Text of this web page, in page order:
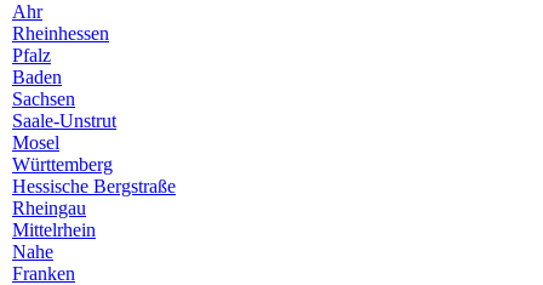
Ahr
Rheinhessen
Pfalz
Baden
Sachsen
Saale-Unstrut
Mosel
Württemberg
Hessische Bergstraße
Rheingau
Mittelrhein
Nahe
Franken